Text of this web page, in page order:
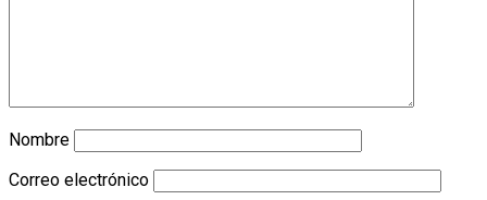
Nombre
Correo electrónico